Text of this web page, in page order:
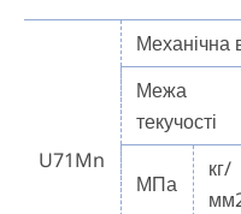
U71Mn
Механічна
Межа
текучості
МПа
кг/